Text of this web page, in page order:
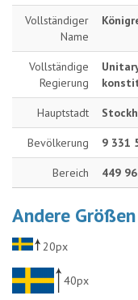
Vollständiger
Name
Vollständige
Regierung
Hauptstadt
Bevölkerung 9 331
Bereich 449
Andere
20px
40px